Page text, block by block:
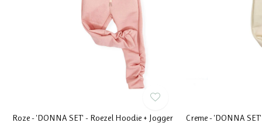
Roze - 'DONNA SET' - Roezel Hoodie + Jogger
Creme - 'DONNA